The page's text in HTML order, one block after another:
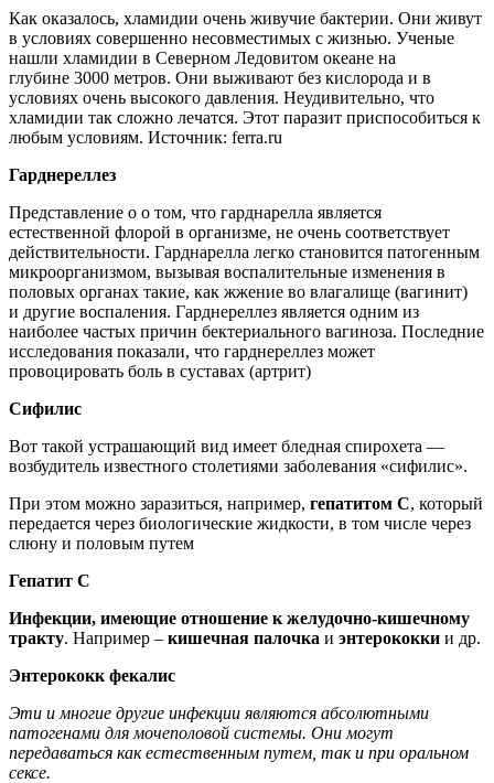
Как оказалось, хламидии очень живучие бактерии. Они живут
в условиях совершенно несовместимых с жизнью. Ученые
нашли хламидии в Северном Ледовитом океане на
глубине 3000 метров. Они выживают без кислорода и в
условиях очень высокого давления. Неудивительно, что
хламидии так сложно лечатся. Этот паразит приспособиться к
любым условиям. Источник: ferra.ru
Гарднереллез
Представление о о том, что гарднарелла является
естественной флорой в организме, не очень соответствует
действительности. Гарднарелла легко становится патогенным
микроорганизмом, вызывая воспалительные изменения в
половых органах такие, как жжение во влагалище (вагинит)
и другие воспаления. Гарднереллез является одним из
наиболее частых причин бектериального вагиноза. Последние
исследования показали, что гарднереллез может
провоцировать боль в суставах (артрит)
Сифилис
Вот такой устрашающий вид имеет бледная спирохета —
возбудитель известного столетиями заболевания «сифилис».
При этом можно заразиться, например, гепатитом С, который
передается через биологические жидкости, в том числе через
слюну и половым путем
Гепатит C
Инфекции, имеющие отношение к желудочно-кишечному
тракту. Например – кишечная палочка и энтерококки и др.
Энтерококк фекалис
Эти и многие другие инфекции являются абсолютными
патогенами для мочеполовой системы. Они могут
передаваться какестественным путем, так и при оральном
сексе.